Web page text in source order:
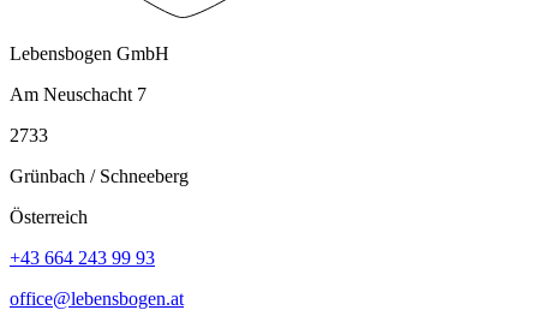
Lebensbogen GmbH
Am Neuschacht 7
2733
Grünbach / Schneeberg
Österreich
+43 664 243 99 93
office@lebensbogen.at